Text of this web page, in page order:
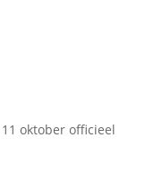
oktober officieel